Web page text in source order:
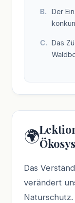
Der
Das
🌍
Das
verändert